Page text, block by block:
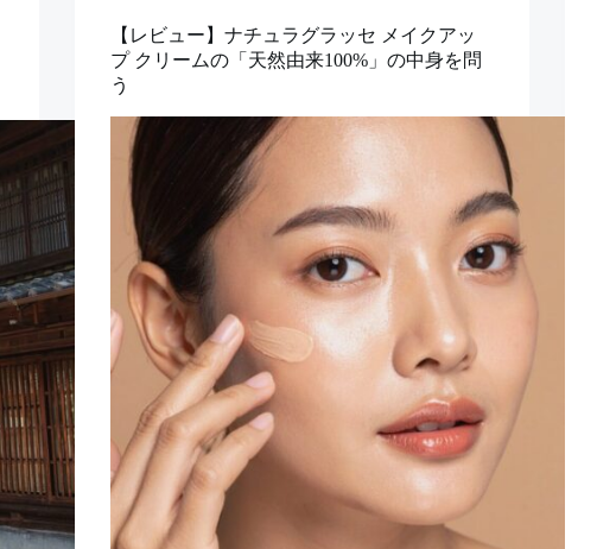
【レビュー】ナチュラグラッセ メイクアッ
プ クリームの「天然由来100%」の中身を問
う